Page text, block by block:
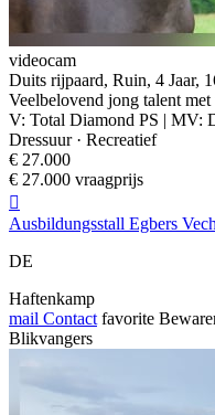
videocam
Duits rijpaard, Ruin, 4 Jaar,
Veelbelovend jong talent
V: Total Diamond PS |
Dressuur · Recreatief
€ 27.000
€ 27.000 vraagprijs

Ausbildungsstall Egbers
DE
Haftenkamp
mail Contact favorite
Blikvangers